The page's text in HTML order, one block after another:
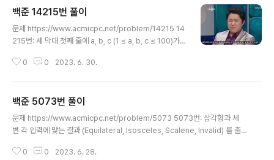
백준 14215번 풀이
문제 https://www.acmicpc.net/problem/14215 14
215번: 세 막대 첫째 줄에 a, b, c (1 ≤ a, b, c ≤ 100)가
때, 이걸로 만들 수 있는 삼각형의 최대 둘레는? 풀이 이 문
별하는 문제에 나왔던 부등식만 기억하면 진짜 금방 풀린
다. 삼각형 부등식에서 제일 긴 변 >= 나머지 두 변 길이의
합이면 삼각형이 성립 안 된다고 했잖아요? 요것만 딱 기억
in.readline().split())) 뭐야 배열..
0 0 2023. 6. 30.
백준 5073번 풀이
문제 https://www.acmicpc.net/problem/5073 5073번: 삼각형과 세
변 각 입력에 맞는 결과 (Equilateral, Isosceles, Scalene, Invalid) 를 출
기 풀이 예각둔각은 안하나배... 아무튼 이번에는 변의 '길이'로 삼각형을 판별하
0 0 2023. 6. 28.